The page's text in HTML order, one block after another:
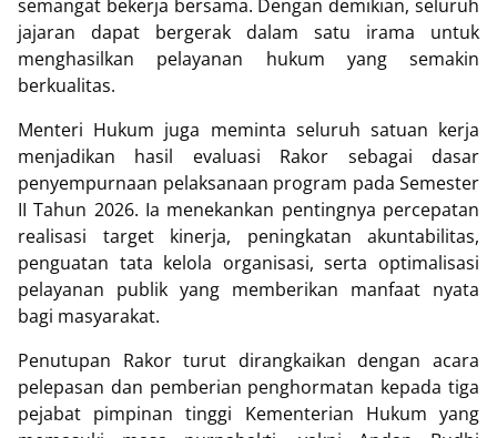
semangat bekerja bersama. Dengan demikian, seluruh
jajaran dapat bergerak dalam satu irama untuk
menghasilkan pelayanan hukum yang semakin
berkualitas.
Menteri Hukum juga meminta seluruh satuan kerja
menjadikan hasil evaluasi Rakor sebagai dasar
penyempurnaan pelaksanaan program pada Semester
II Tahun 2026. Ia menekankan pentingnya percepatan
realisasi target kinerja, peningkatan akuntabilitas,
penguatan tata kelola organisasi, serta optimalisasi
pelayanan publik yang memberikan manfaat nyata
bagi masyarakat.
Penutupan Rakor turut dirangkaikan dengan acara
pelepasan dan pemberian penghormatan kepada tiga
pejabat pimpinan tinggi Kementerian Hukum yang